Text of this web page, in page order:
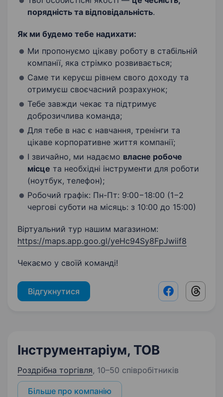
порядність та відповідальність.
Як ми будемо тебе надихати:
Ми пропонуємо цікаву роботу в стабільній
компанії, яка стрімко розвивається;
Саме ти керуєш рівнем свого доходу та
отримуєш своєчасний розрахунок;
Тебе завжди чекає та підтримує
доброзичлива команда;
Для тебе в нас є навчання, тренінги та
цікаве корпоративне життя компанії;
І звичайно, ми надаємо власне робоче
місце та необхідні інструменти для роботи
(ноутбук, телефон);
Робочий графік: Пн-Пт: 9:00−18:00 (1−2
чергові суботи на місяць: з 10:00 до 15:00)
Віртуальний тур нашим магазином:
https://maps.app.goo.gl/yeHc94Sy8FpJwiif8
Чекаємо у своїй команді!
Відгукнутися Facebook
Інструментаріум, ТОВ
Роздрібна торгівля, 10–50 співробітників
Більше про компанію